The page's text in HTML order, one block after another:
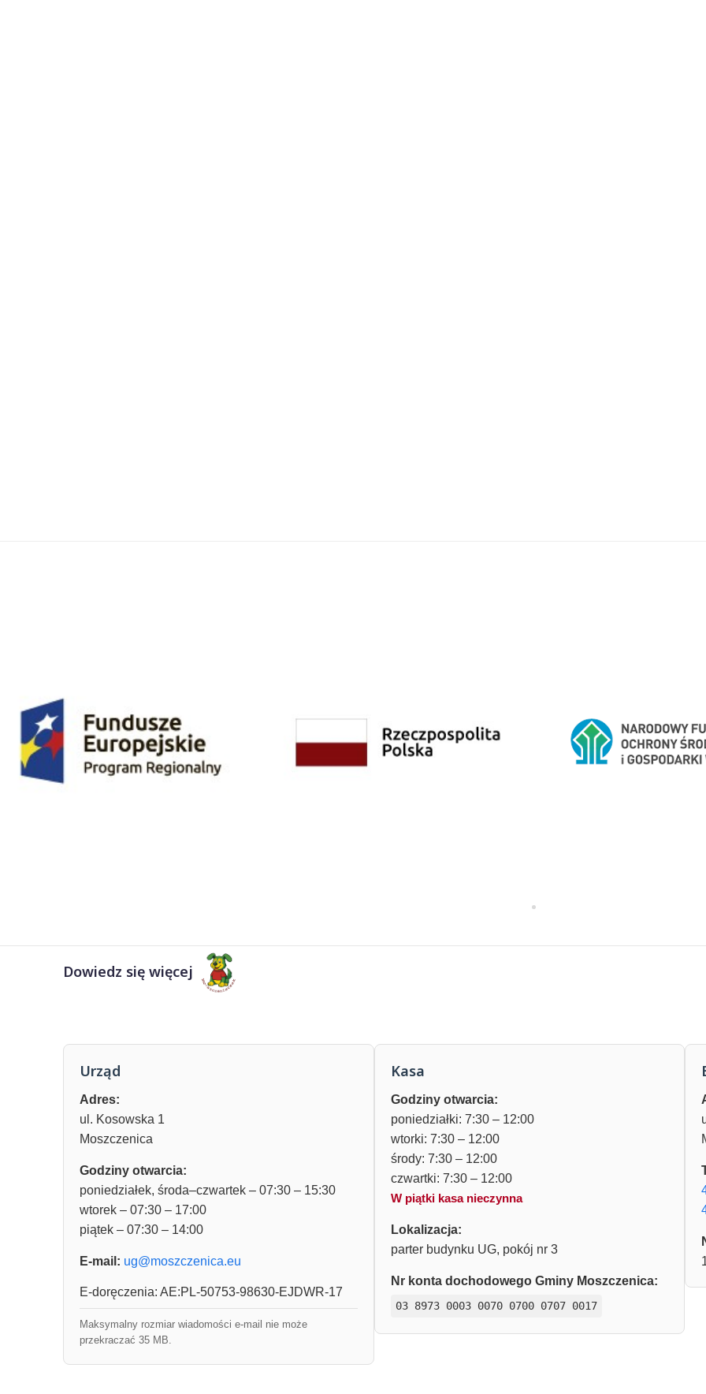
Dowiedz się więcej
Urząd
Adres:
ul. Kosowska 1
Moszczenica
Godziny otwarcia:
poniedziałek, środa–czwartek – 07:30 – 15:30
wtorek – 07:30 – 17:00
piątek – 07:30 – 14:00
E-mail: ug@moszczenica.eu
E-doręczenia: AE:PL-50753-98630-EJDWR-17
Maksymalny rozmiar wiadomości e-mail nie może
przekraczać 35 MB.
Kasa
Godziny otwarcia:
poniedziałki: 7:30 – 12:00
wtorki: 7:30 – 12:00
środy: 7:30 – 12:00
czwartki: 7:30 – 12:00
W piątki kasa nieczynna
Lokalizacja:
parter budynku UG, pokój nr 3
Nr konta dochodowego Gminy Moszczenica:
03 8973 0003 0070 0700 0707 0017